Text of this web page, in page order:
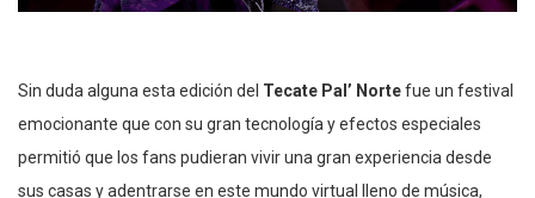
Sin duda alguna esta edición del Tecate Pal’ Nortefue un festival
emocionante que con su gran tecnología y efectos especiales
permitió que los fans pudieran vivir una gran experiencia desde
sus casas y adentrarse en este mundo virtual lleno de música,